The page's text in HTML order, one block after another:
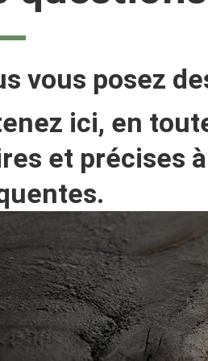
vous posez
ici, en
et précises